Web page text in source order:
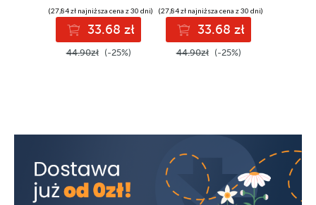
(27,84 zł najniższa cena z 30 dni)
33.68 zł
44.90zł (-25%)
(27,84 zł najniższa cena z 30 dni)
33.68 zł
44.90zł (-25%)